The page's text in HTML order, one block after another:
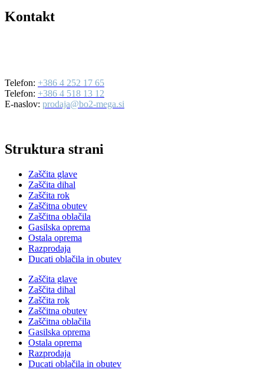
Kontakt
Telefon: +386 4 252 17 65
Telefon: +386 4 518 13 12
E-naslov: prodaja@bo2-mega.si
Struktura strani
Zaščita glave
Zaščita dihal
Zaščita rok
Zaščitna obutev
Zaščitna oblačila
Gasilska oprema
Ostala oprema
Razprodaja
Ducati oblačila in obutev
Zaščita glave
Zaščita dihal
Zaščita rok
Zaščitna obutev
Zaščitna oblačila
Gasilska oprema
Ostala oprema
Razprodaja
Ducati oblačila in obutev